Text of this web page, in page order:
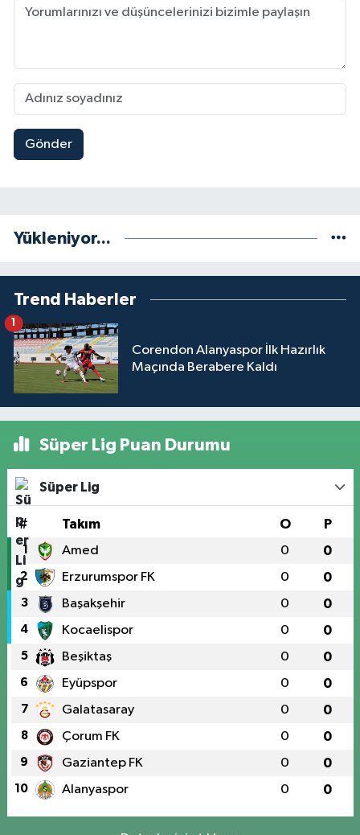
Gönder
Yükleniyor...
Trend Haberler
Corendon Alanyaspor İlk Hazırlık
Maçında Berabere Kaldı
Süper Lig Puan Durumu
Süper Lig
# Takım O P
1 Amed 0 0
2 Erzurumspor FK 0 0
3 Başakşehir 0 0
4 Kocaelispor 0 0
5 Beşiktaş 0 0
6 Eyüpspor 0 0
7 Galatasaray 0 0
8 Çorum FK 0 0
9 Gaziantep FK 0 0
10 Alanyaspor 0 0